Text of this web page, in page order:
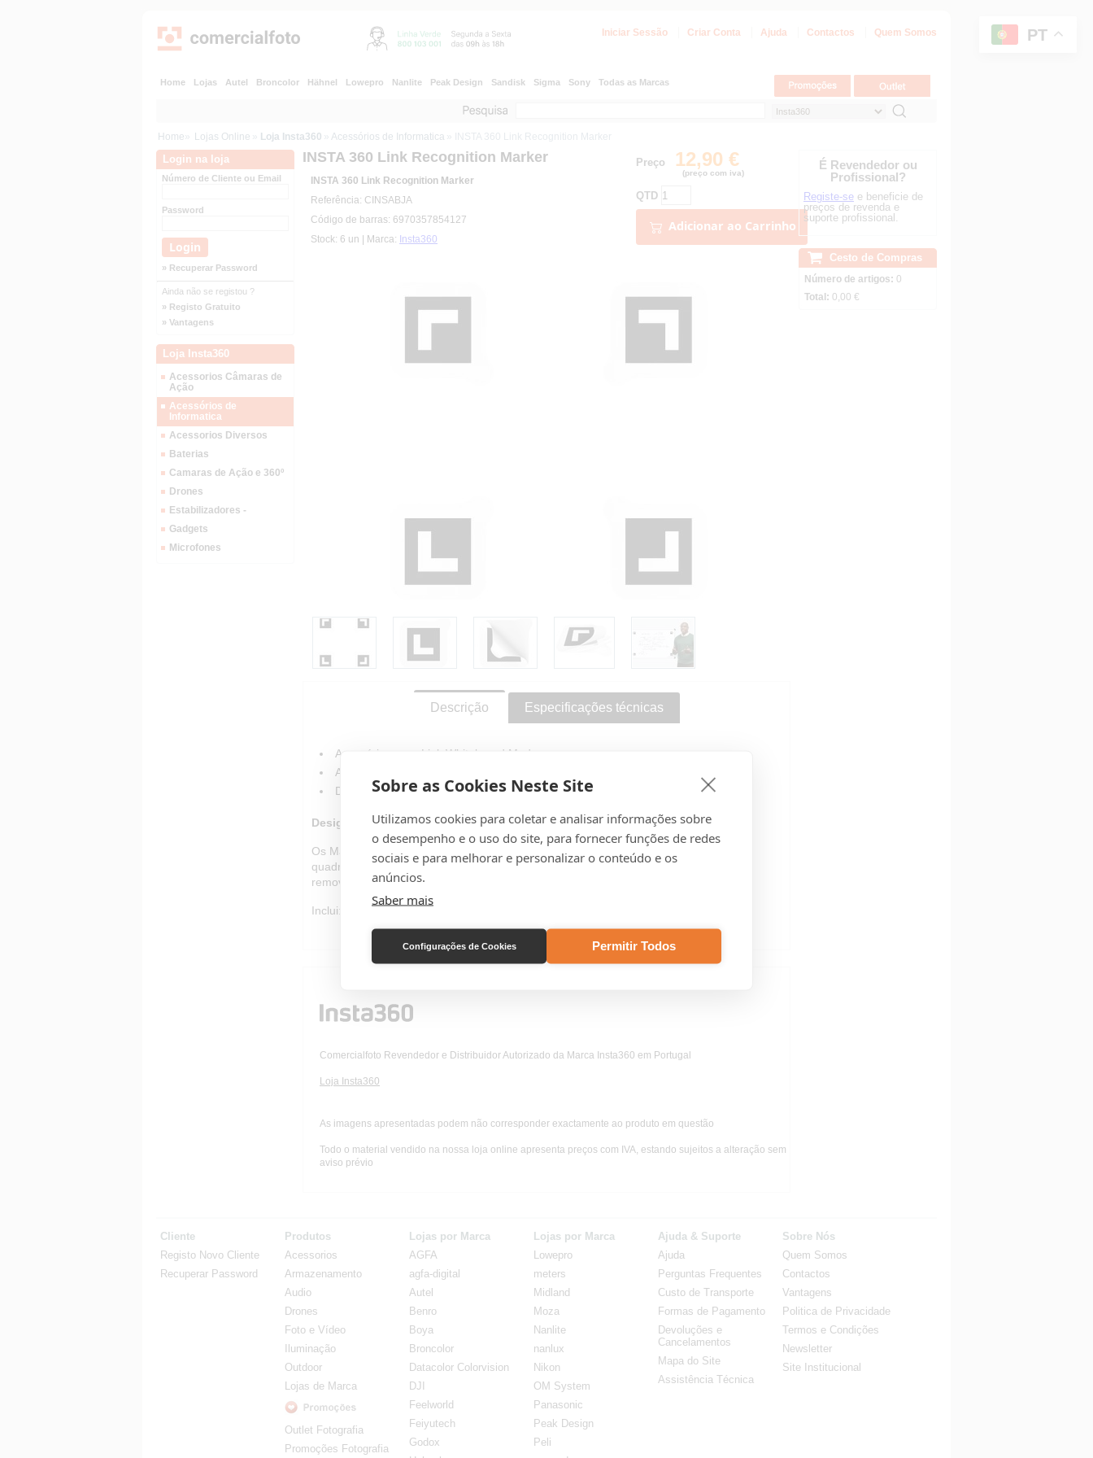
Sobre as Cookies Neste Site
Utilizamos cookies para coletar e analisar informações sobre
o desempenho e o uso do site, para fornecer funções de redes
sociais e para melhorar e personalizar o conteúdo e os
anúncios.
Saber mais
Configurações de Cookies Permitir Todos
PT
Iniciar Sessão Criar Conta Ajuda Contactos Quem Somos
Home Lojas Autel Broncolor Hähnel Lowepro Nanlite Peak Design Sandisk Sigma Sony Todas as Marcas
Home » Lojas Online » Loja Insta360 » Acessórios de Informatica » INSTA 360 Link Recognition Marker
Login na loja
Número de Cliente ou Email
Password
» Recuperar Password
Ainda não se registou ?
» Registo Gratuito
» Vantagens
Loja Insta360
Acessorios Câmaras de
Ação
Acessórios de
Informatica
Acessorios Diversos
Baterias
Camaras de Ação e 360º
Drones
Estabilizadores -
Gadgets
Microfones
INSTA 360 Link Recognition Marker
INSTA 360 Link Recognition Marker
Referência: CINSABJA
Código de barras: 6970357854127
Stock: 6 un | Marca: Insta360
Preço 12,90 €
(preço com iva)
QTD
Adicionar ao Carrinho
Descrição Especificações técnicas
Acessórios para Link Whiteboard Mode.
Ajuda a Link a identificar um quadro branco e a melhorá-lo para o seu público.
Desenho prático e reutilizável.
Design inteligente e reutilizável
Os Marcadores de Reconhecimento podem ser ajustados consoante a dimensão do
quadro ou da área do quadro que quer destacar. Podem ser facilmente colocados e
removidos para que possa utilizar várias vezes.
Inclui: 4x Marcadores de Reconhecimento
Comercialfoto Revendedor e Distribuidor Autorizado da Marca Insta360 em Portugal
Loja Insta360
As imagens apresentadas podem não corresponder exactamente ao produto em questão
Todo o material vendido na nossa loja online apresenta preços com IVA, estando sujeitos a alteração sem
aviso prévio
É Revendedor ou
Profissional?
Registe-se e beneficie de
preços de revenda e
suporte profissional.
Cesto de Compras
Número de artigos: 0
Total: 0,00 €
Cliente
Registo Novo Cliente
Recuperar Password
Produtos
Acessorios
Armazenamento
Audio
Drones
Foto e Vídeo
Iluminação
Outdoor
Lojas de Marca
Outlet Fotografia
Promoções Fotografia
Lojas por Marca
AGFA
agfa-digital
Autel
Benro
Boya
Broncolor
Datacolor Colorvision
DJI
Feelworld
Feiyutech
Godox
Lojas por Marca
Lowepro
meters
Midland
Moza
Nanlite
nanlux
Nikon
OM System
Panasonic
Peak Design
Peli
Ajuda & Suporte
Ajuda
Perguntas Frequentes
Custo de Transporte
Formas de Pagamento
Devoluções e
Cancelamentos
Mapa do Site
Assistência Técnica
Sobre Nós
Quem Somos
Contactos
Vantagens
Politica de Privacidade
Termos e Condições
Newsletter
Site Institucional